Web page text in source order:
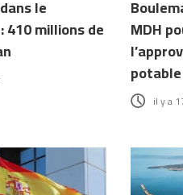
le
410 millions de
MDH
potable
il y a